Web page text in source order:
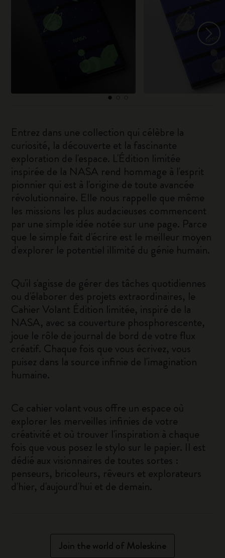
Entrez dans une collection qui célèbre la
curiosité, la découverte et la fascinante
exploration de l'espace. L'Édition limitée
inspirée de la NASA rend hommage à l'esprit
pionnier qui est à l'origine de toute avancée
révolutionnaire. Elle nous rappelle que même
les missions les plus audacieuses commencent
par une simple idée notée sur une page. Parce
que le simple fait d'écrire est le meilleur moyen
d'explorer le potentiel illimité du génie humain.
Qu'il s'agisse de gérer des tâches quotidiennes
ou d'élaborer des projets extraordinaires, le
Cahier Volant Édition limitée, inspiré de la
NASA, avec sa couverture phosphorescente,
joue le rôle de journal de bord de votre flux
créatif. Chaque fois que vous écrivez, vous
puisez dans la source infinie de l'imagination
humaine.
Ce cahier volant vous offre un espace où
explorer les merveilles infinies de votre
créativité et où trouver l'inspiration à chaque
fois que vous posez le stylo sur le papier. Il est
dédié aux visionnaires de toutes sortes :
penseurs, bricoleurs, rêveurs et explorateurs
d'hier, d'aujourd'hui et de demain.
Join the world of Moleskine